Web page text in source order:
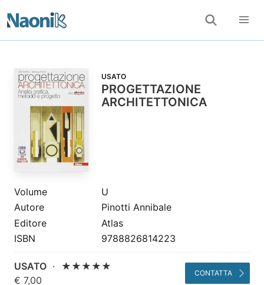
USATO
PROGETTAZIONE
ARCHITETTONICA
Volume
U
Autore
Pinotti Annibale
Editore
Atlas
ISBN
9788826814223
USATO ·
★★★★★
€ 7,00
CONTATTA